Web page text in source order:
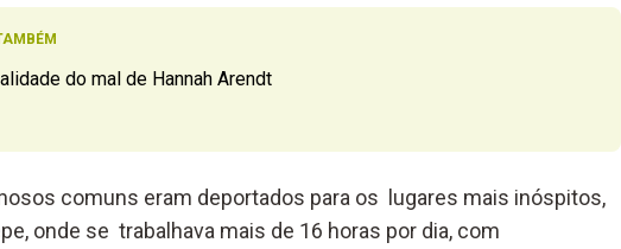
do mal de Hannah Arendt
comuns eram deportados para os lugares mais inóspitos,
onde se trabalhava mais de 16 horas por dia, com